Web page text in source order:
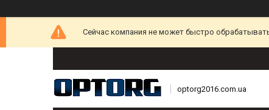
Сейчас компания не может быстро
optorg2016.com.ua